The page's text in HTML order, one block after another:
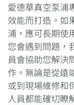
愛德華真空泵浦
效能而打造。如
浦，應可長期使
您會遇到問題，
員會協助您解決
作。無論是從遠
或到現場維修和
人員都能確切瞭